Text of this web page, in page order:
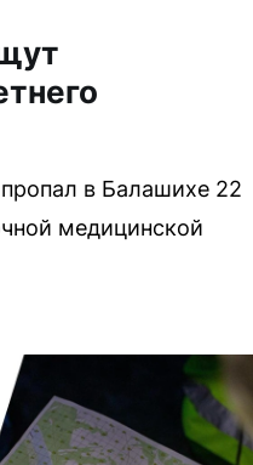
в Балашихе 22
медицинской